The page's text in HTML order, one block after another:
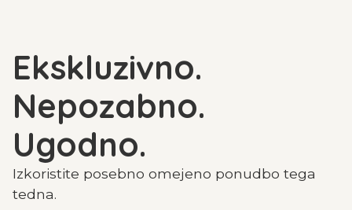
Ekskluzivno.
Nepozabno.
Ugodno.
Izkoristite posebno omejeno ponudbo tega
tedna.